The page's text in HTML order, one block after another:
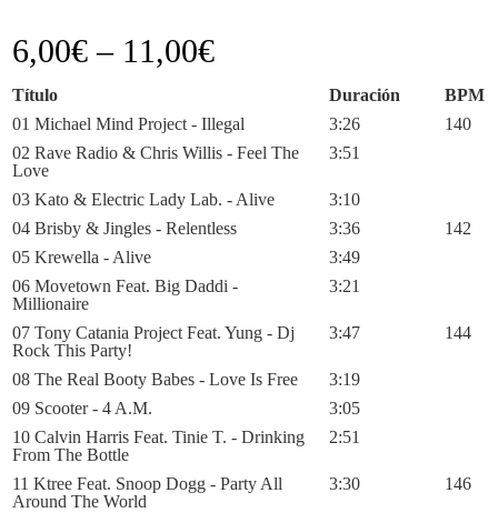
6,00€ – 11,00€
Título Duración
BPM
01 Michael Mind Project - Illegal
3:26
140
02 Rave Radio & Chris Willis - Feel The
Love
3:51
03 Kato & Electric Lady Lab. - Alive
3:10
04 Brisby & Jingles - Relentless
3:36
142
05 Krewella - Alive
3:49
06 Movetown Feat. Big Daddi -
Millionaire
3:21
07 Tony Catania Project Feat. Yung - Dj
Rock This Party!
3:47 144
08 The Real Booty Babes - Love Is Free
3:19
09 Scooter - 4 A.M.
3:05
10 Calvin Harris Feat. Tinie T. - Drinking
From The Bottle
2:51
11 Ktree Feat. Snoop Dogg - Party All
Around The World
3:30 146